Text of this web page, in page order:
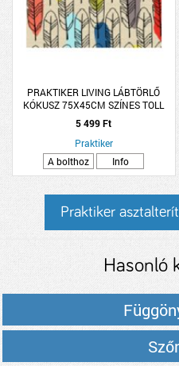
PRAKTIKER LIVING LÁBTÖRLŐ
KÓKUSZ 75X45CM SZÍNES TOLL
MINTÁS
5 499 Ft
Praktiker
A bolthoz
Info
Praktiker
Hasonló